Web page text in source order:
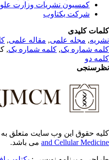
کمسیون نشریات وزارت علوم
شرکت یکتاوب
کلیدی
,مجله علمی, مقاله علمی,
شماره یک,کلمه شماره یک,
دو
حقوق این وب سایت متعلق به
and Cellularمی باشد.